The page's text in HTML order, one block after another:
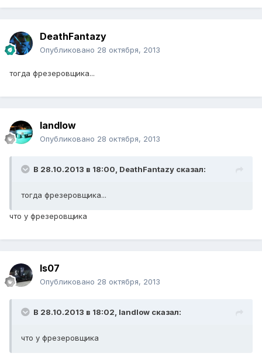
DeathFantazy
Опубликовано 28 октября, 2013
тогда фрезеровщика...
landlow
Опубликовано 28 октября, 2013
В 28.10.2013 в 18:00, DeathFantazy сказал:
тогда фрезеровщика...
что у фрезеровщика
Is07
Опубликовано 28 октября, 2013
В 28.10.2013 в 18:02, landlow сказал:
что у фрезеровщика